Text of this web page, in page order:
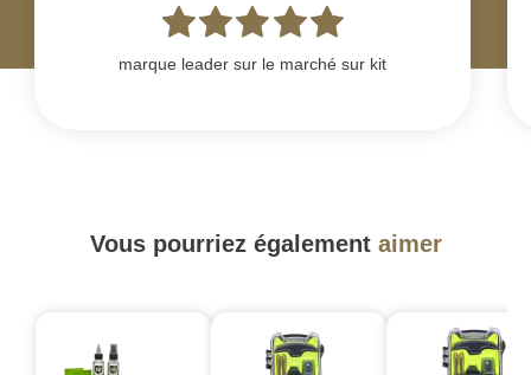
marque leader sur le marché sur kit
Vous pourriez également aimer